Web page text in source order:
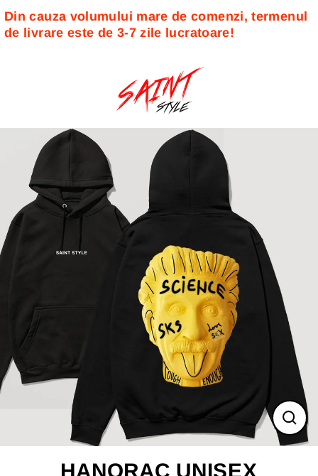
Din cauza volumului mare de comenzi, termenul
de livrare este de 3-7 zile lucratoare!
HANORAC UNISEX